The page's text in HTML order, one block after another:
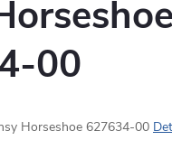
00
Horseshoe 627634-00